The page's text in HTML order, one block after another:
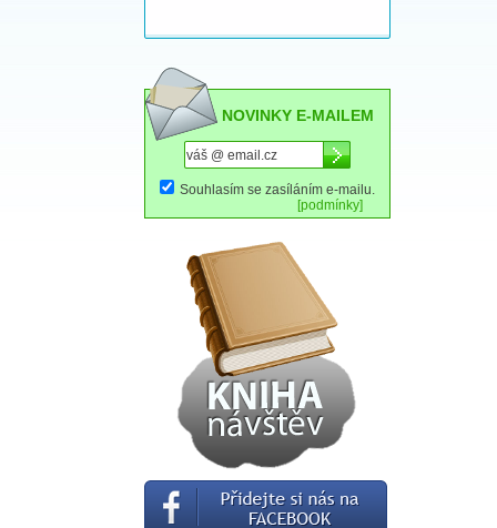
NOVINKY E-MAILEM
Souhlasím se zasíláním e-mailu.
[podmínky]